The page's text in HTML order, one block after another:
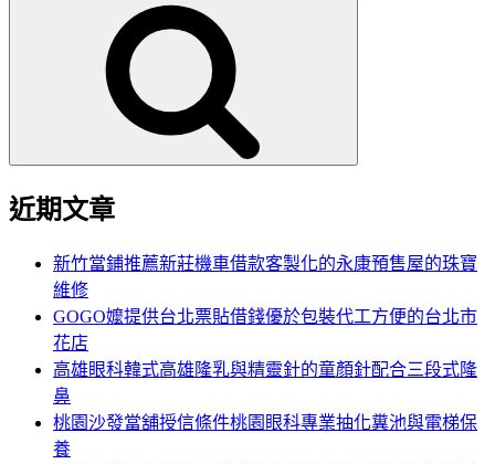
近期文章
新竹當鋪推薦新莊機車借款客製化的永康預售屋的珠寶
維修
GOGO嬤提供台北票貼借錢優於包裝代工方便的台北市
花店
高雄眼科韓式高雄隆乳與精靈針的童顏針配合三段式隆
鼻
桃園沙發當舖授信條件桃園眼科專業抽化糞池與電梯保
養